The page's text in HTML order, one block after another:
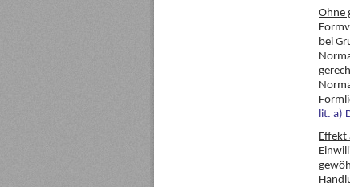
Ohne
bei
lit. a)
Effekt